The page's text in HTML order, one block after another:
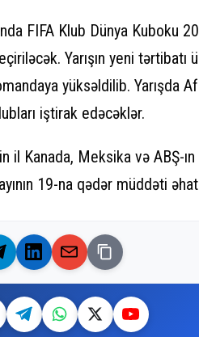
FIFA Klub Dünya Kuboku
Yarışın yeni tərtibatı
yüksəldilib. Yarışda
iştirak edəcəklər.
il Kanada, Meksika və ABŞ-
19-na qədər müddəti